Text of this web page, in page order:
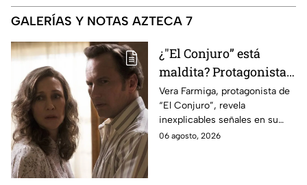
GALERÍAS Y NOTAS AZTECA 7
¿"El Conjuro” está
maldita? Protagonista
revela INQUIETANTES
señales en su cuerpo
durante la grabación de
la película
Vera Farmiga, protagonista de
“El Conjuro”, revela
inexplicables señales en su
cuerpo durante el rodaje de la
06 agosto, 2026